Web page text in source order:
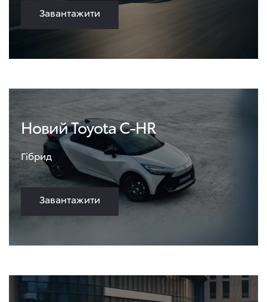
Завантажити
Новий Toyota C-HR
Гібрид
Завантажити